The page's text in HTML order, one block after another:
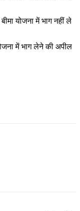
योजना में भाग नहीं ले
में भाग लेने की अपील